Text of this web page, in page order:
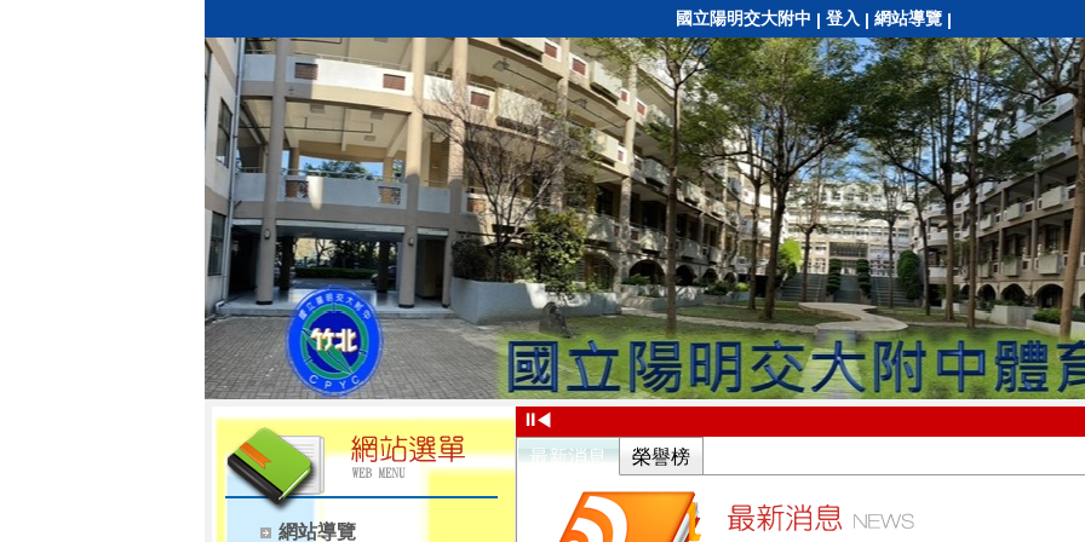
國立陽明交大附中 | 登入 | 網站導覽 |
網站導覽
⏸◀
最新消息
榮譽榜